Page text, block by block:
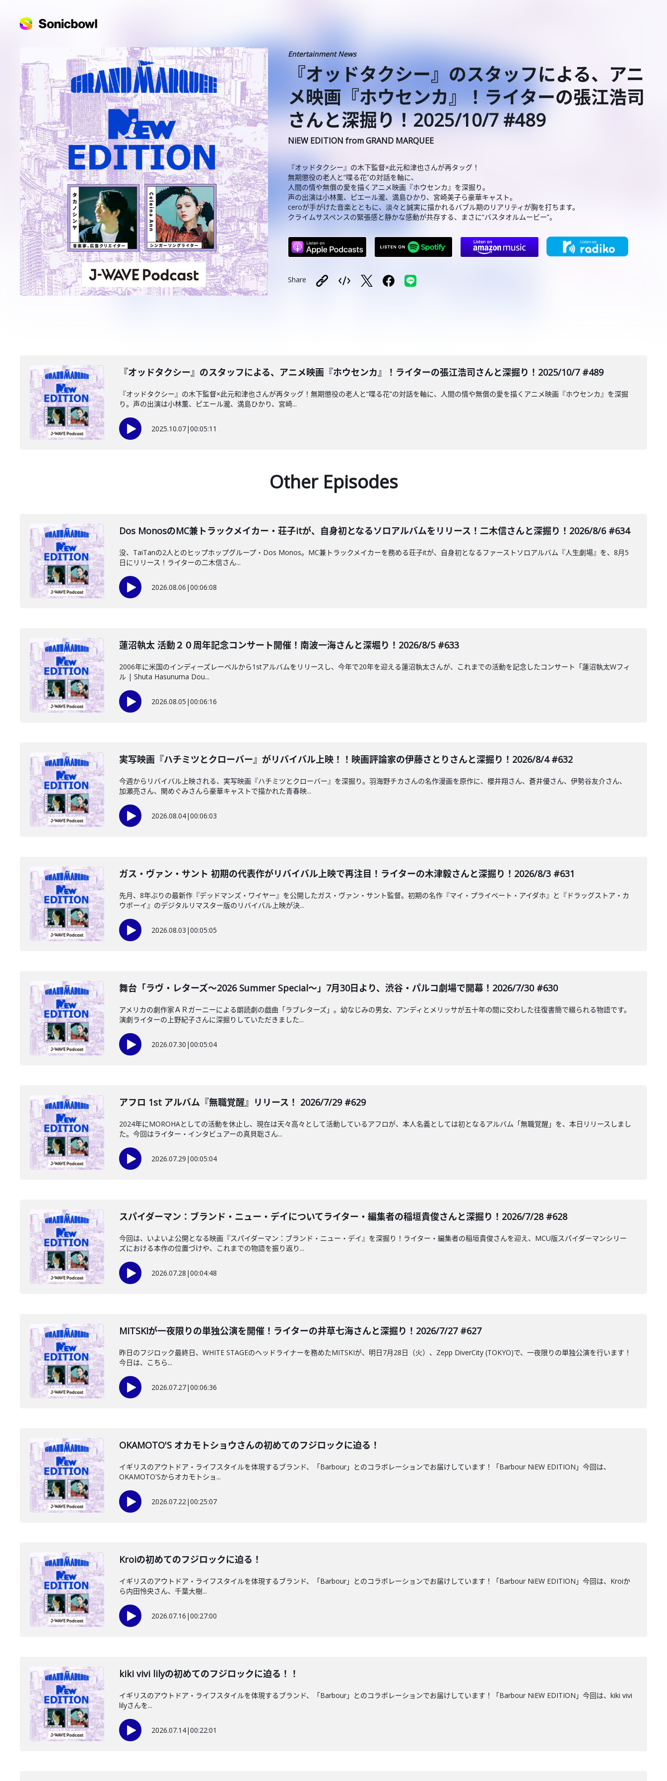
Entertainment News
️『オッドタクシー』のスタッフによる、アニ
メ映画『ホウセンカ』！ライターの張江浩司
さんと深掘り！2025/10/7 #489
NiEW EDITION from GRAND MARQUEE
『オッドタクシー』の木下監督×此元和津也さんが再タッグ！
無期懲役の老人と“喋る花”の対話を軸に、
人間の情や無償の愛を描くアニメ映画『ホウセンカ』を深掘り。
声の出演は小林薫、ピエール瀧、満島ひかり、宮崎美子ら豪華キャスト。
ceroが手がけた音楽とともに、淡々と誠実に描かれるバブル期のリアリティが胸を打ちます。
クライムサスペンスの緊張感と静かな感動が共存する、まさに“バスタオルムービー”。
Share
️『オッドタクシー』のスタッフによる、アニメ映画『ホウセンカ』！ライターの張江浩司さんと深掘り！2025/10/7 #489
『オッドタクシー』の木下監督×此元和津也さんが再タッグ！無期懲役の老人と“喋る花”の対話を軸に、人間の情や無償の愛を描くアニメ映画『ホウセンカ』を深掘
り。声の出演は小林薫、ピエール瀧、満島ひかり、宮崎...
2025.10.07|00:05:11
Other Episodes
Dos MonosのMC兼トラックメイカー・荘子itが、自身初となるソロアルバムをリリース！二木信さんと深掘り！2026/8/6 #634
没、TaiTanの2人とのヒップホップグループ・Dos Monos。MC兼トラックメイカーを務める荘子itが、自身初となるファーストソロアルバム『人生劇場』を、8月5
日にリリース！ライターの二木信さん...
2026.08.06 |00:06:08
蓮沼執太 活動２０周年記念コンサート開催！南波一海さんと深堀り！2026/8/5 #633
2006年に米国のインディーズレーベルから1stアルバムをリリースし、今年で20年を迎える蓮沼執太さんが、これまでの活動を記念したコンサート「蓮沼執太Wフィ
ル | Shuta Hasunuma Dou...
2026.08.05 |00:06:16
️実写映画『ハチミツとクローバー』がリバイバル上映！！映画評論家の伊藤さとりさんと深掘り！2026/8/4 #632
今週からリバイバル上映される、実写映画『ハチミツとクローバー』を深掘り。羽海野チカさんの名作漫画を原作に、櫻井翔さん、蒼井優さん、伊勢谷友介さん、
加瀬亮さん、関めぐみさんら豪華キャストで描かれた青春映...
2026.08.04|00:06:03
ガス・ヴァン・サント 初期の代表作がリバイバル上映で再注目！ライターの木津毅さんと深掘り！2026/8/3 #631
先月、8年ぶりの最新作『デッドマンズ・ワイヤー』を公開したガス・ヴァン・サント監督。初期の名作『マイ・プライベート・アイダホ』と『ドラッグストア・カ
ウボーイ』のデジタルリマスター版のリバイバル上映が決...
2026.08.03 |00:05:05
舞台「ラヴ・レターズ～2026 Summer Special～」7月30日より、渋谷・パルコ劇場で開幕！2026/7/30 #630
アメリカの劇作家ＡＲガーニーによる朗読劇の戯曲「ラブレターズ」。幼なじみの男女、アンディとメリッサが五十年の間に交わした往復書簡で綴られる物語です。
演劇ライターの上野紀子さんに深掘りしていただきました...
2026.07.30 |00:05:04
アフロ 1st アルバム『無職覚醒』リリース！ 2026/7/29 #629
2024年にMOROHAとしての活動を休止し、現在は天々高々として活動しているアフロが、本人名義としては初となるアルバム「無職覚醒」を、本日リリースしまし
た。今回はライター・インタビュアーの真貝聡さん...
2026.07.29 |00:05:04
️スパイダーマン：ブランド・ニュー・デイについてライター・編集者の稲垣貴俊さんと深掘り！2026/7/28 #628
今回は、いよいよ公開となる映画『スパイダーマン：ブランド・ニュー・デイ』を深掘り！ライター・編集者の稲垣貴俊さんを迎え、MCU版スパイダーマンシリー
ズにおける本作の位置づけや、これまでの物語を振り返り...
2026.07.28 |00:04:48
MITSKIが一夜限りの単独公演を開催！ライターの井草七海さんと深掘り！2026/7/27 #627
昨日のフジロック最終日、WHITE STAGEのヘッドライナーを務めたMITSKIが、明日7月28日（火）、Zepp DiverCity (TOKYO)で、一夜限りの単独公演を行います！
今日は、こちら...
2026.07.27|00:06:36
OKAMOTO'S オカモトショウさんの初めてのフジロックに迫る！
イギリスのアウトドア・ライフスタイルを体現するブランド、「Barbour」とのコラボレーションでお届けしています！「Barbour NiEW EDITION」今回は、
OKAMOTO'Sからオカモトショ...
2026.07.22|00:25:07
Kroiの初めてのフジロックに迫る！
イギリスのアウトドア・ライフスタイルを体現するブランド、「Barbour」とのコラボレーションでお届けしています！「Barbour NiEW EDITION」今回は、Kroiか
ら内田怜央さん、千葉大樹...
2026.07.16 |00:27:00
kiki vivi lilyの初めてのフジロックに迫る！！
イギリスのアウトドア・ライフスタイルを体現するブランド、「Barbour」とのコラボレーションでお届けしています！「Barbour NiEW EDITION」今回は、kiki vivi
lilyさんを...
2026.07.14|00:22:01